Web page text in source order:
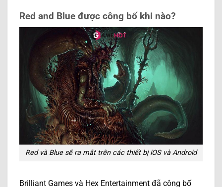
Red and Blue được công bố khi nào?
Red và Blue sẽ ra mắt trên các thiết bị iOS và Android
Brilliant Games và Hex Entertainment đã công bố